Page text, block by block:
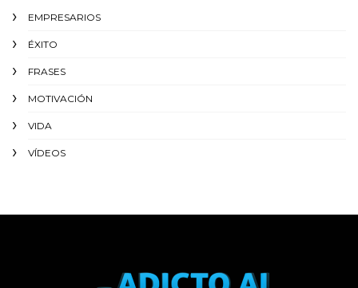
EMPRESARIOS
ÉXITO‬
FRASES
MOTIVACIÓN
VIDA
VÍDEOS